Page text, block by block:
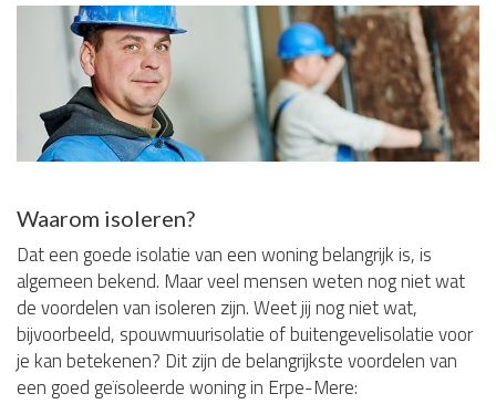
Waarom isoleren?
Dat een goede isolatie van een woning belangrijk is, is
algemeen bekend. Maar veel mensen weten nog niet wat
de voordelen van isoleren zijn. Weet jij nog niet wat,
bijvoorbeeld, spouwmuurisolatie of buitengevelisolatie voor
je kan betekenen? Dit zijn de belangrijkste voordelen van
een goed geïsoleerde woning in Erpe-Mere: